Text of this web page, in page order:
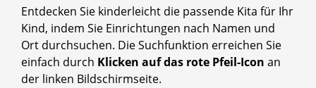
Entdecken Sie kinderleicht die passende Kita für Ihr
Kind, indem Sie Einrichtungen nach Namen und
Ort durchsuchen. Die Suchfunktion erreichen Sie
einfach durch Klicken auf das rote Pfeil-Icon an
der linken Bildschirmseite.